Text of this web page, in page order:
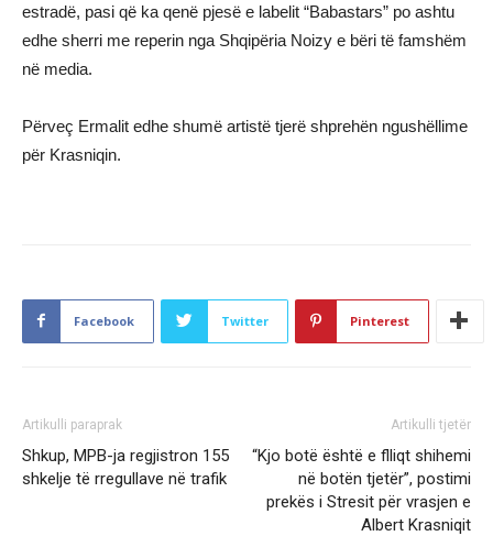
estradë, pasi që ka qenë pjesë e labelit “Babastars” po ashtu
edhe sherri me reperin nga Shqipëria Noizy e bëri të famshëm
në media.
Përveç Ermalit edhe shumë artistë tjerë shprehën ngushëllime
për Krasniqin.
Facebook Twitter Pinterest
Artikulli paraprak
Shkup, MPB-ja regjistron 155
shkelje të rregullave në trafik
Artikulli tjetër
“Kjo botë është e flliqt shihemi
në botën tjetër”, postimi
prekës i Stresit për vrasjen e
Albert Krasniqit